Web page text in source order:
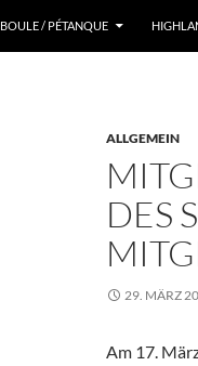
BOULE / PÉTANQUE
ALLGEMEIN
DES
29. MÄRZ
Am 17.